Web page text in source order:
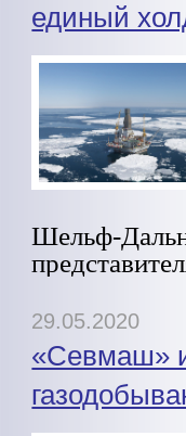
единый
Шельф-
29.05.2020
«Севмаш»